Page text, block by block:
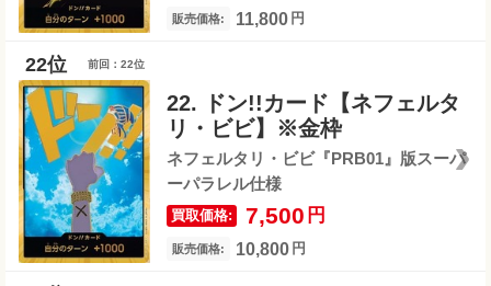
販売価格: 11,800 円
前回：22位
22. ドン!!カード【ネフェルタ
リ・ビビ】※金枠
ネフェルタリ・ビビ『PRB01』版スーパ
ーパラレル仕様
買取価格: 7,500 円
販売価格: 10,800 円